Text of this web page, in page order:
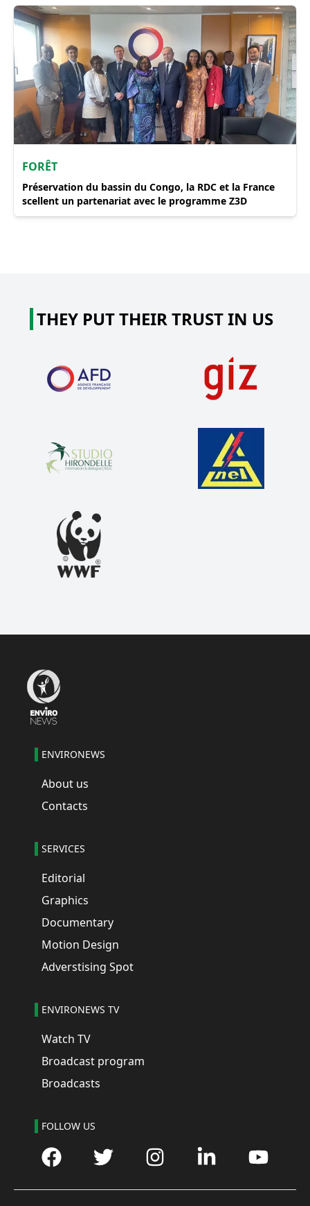
FORÊT
Préservation du bassin du Congo, la RDC et la France
scellent un partenariat avec le programme Z3D
THEY PUT THEIR TRUST IN US
ENVIRONEWS
About us
Contacts
SERVICES
Editorial
Graphics
Documentary
Motion Design
Adverstising Spot
ENVIRONEWS TV
Watch TV
Broadcast program
Broadcasts
FOLLOW US